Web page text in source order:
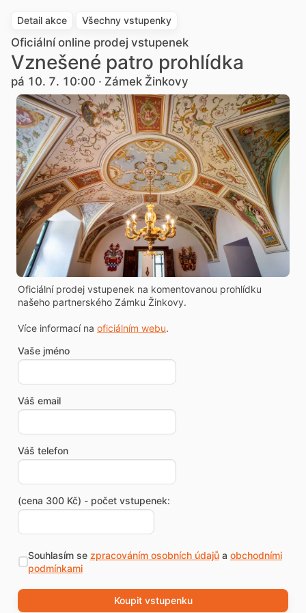
Detail akce Všechny vstupenky
Oficiální online prodej vstupenek
Vznešené patro prohlídka
pá 10. 7. 10:00 · Zámek Žinkovy
Oficiální prodej vstupenek na komentovanou prohlídku
našeho partnerského Zámku Žinkovy.
Více informací na oficiálním webu.
Vaše jméno
Váš email
Váš telefon
(cena 300 Kč) - počet vstupenek:
Souhlasím se zpracováním osobních údajůa obchodními
podmínkami
Koupit vstupenku